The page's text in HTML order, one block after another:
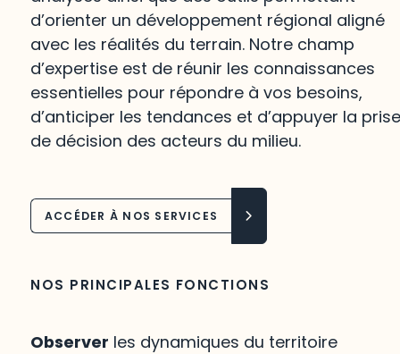
d’orienter un développement régional aligné
avec les réalités du terrain. Notre champ
d’expertise est de réunir les connaissances
essentielles pour répondre à vos besoins,
d’anticiper les tendances et d’appuyer la
de décision des acteurs du milieu.
ACCÉDER À NOS SERVICES
NOS PRINCIPALES FONCTIONS
Observer les dynamiques du territoire